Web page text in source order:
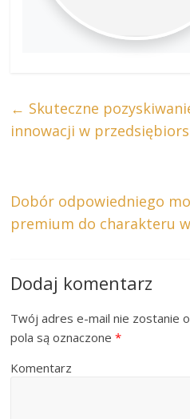
← Skuteczne
innowacji w
Dobór odpowiedniego
premium do charakteru
Dodaj komentarz
Twój adres e-mail nie zostanie
pola są oznaczone*
Komentarz